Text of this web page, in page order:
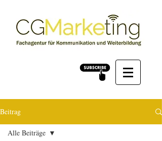
Beitrag
Alle Beiträge